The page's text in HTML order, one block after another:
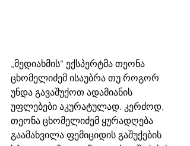
„მედიახმის“ ექსპერტმა თეონა
ცხომელიძემ ისაუბრა თუ როგორ
უნდა გავაშუქოთ ადამიანის
უფლებები აკურატულად. კერძოდ,
თეონა ცხომელიძემ ყურადღება
გაამახვილა ფემიციდის გაშუქების